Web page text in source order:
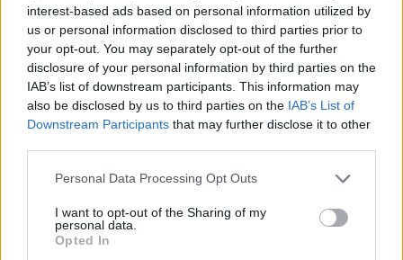
interest-based ads based on personal information utilized by
us or personal information disclosed to third parties prior to
your opt-out. You may separately opt-out of the further
disclosure of your personal information by third parties on the
IAB’s list of downstream participants. This information may
also be disclosed by us to third parties on the IAB’s List of
Downstream Participants that may further disclose it to other
Please note that this website/app uses one or more Google
not limited to your visit or usage behaviour. You may click to
grant or deny consent to Google and its third-party tags to
use your data for below specified purposes in below Google
Personal Data Processing Opt Outs
I want to opt-out of the Sharing of my
personal data.
Opted In
άπλετου φυσικού φωτός να μειώνει τη χρήση του
τεχνητού.
Σωστός προσανατολισμός του κτιρίου
Ο σωστός προσανατολισμός του σπιτιού είναι μία από
τις κεντρικότερες αρχές της βιοκλιματικής
αρχιτεκτονικής. Με βάση το βιοκλιματικό σχεδιασμό,
ένα κτίριο θα πρέπει να είναι στραμμένο προς το Νότο,
αφού η θέση του ήλιου κατά τους χειμερινούς μήνες